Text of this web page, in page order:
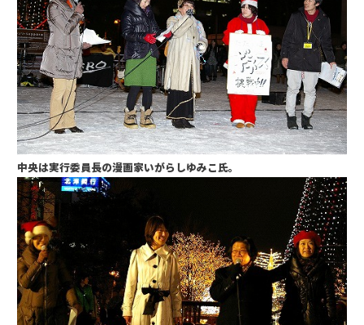
中央は実行委員長の漫画家いがらしゆみこ氏。